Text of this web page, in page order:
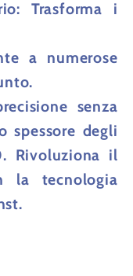
: Trasforma i
a numerose
senza
spessore degli
Rivoluziona il
la tecnologia